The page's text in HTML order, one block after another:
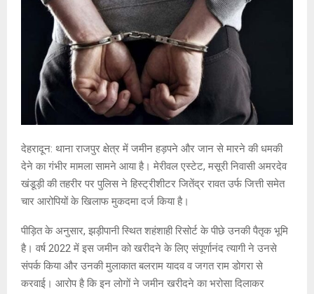
देहरादून: थाना राजपुर क्षेत्र में जमीन हड़पने और जान से मारने की धमकी
देने का गंभीर मामला सामने आया है। मेरीवल एस्टेट, मसूरी निवासी अमरदेव
खंडूड़ी की तहरीर पर पुलिस ने हिस्ट्रीशीटर जितेंद्र रावत उर्फ जित्ती समेत
चार आरोपियों के खिलाफ मुकदमा दर्ज किया है।
पीड़ित के अनुसार, झड़ीपानी स्थित शहंशाही रिसोर्ट के पीछे उनकी पैतृक भूमि
है। वर्ष 2022 में इस जमीन को खरीदने के लिए संपूर्णानंद त्यागी ने उनसे
संपर्क किया और उनकी मुलाकात बलराम यादव व जगत राम डोगरा से
करवाई। आरोप है कि इन लोगों ने जमीन खरीदने का भरोसा दिलाकर